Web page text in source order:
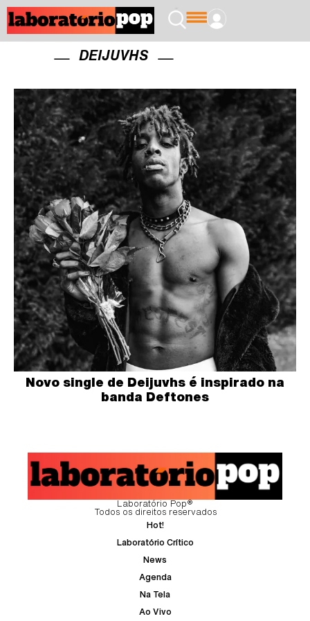
DEIJUVHS
Novo single de Deijuvhs é inspirado na
banda Deftones
Laboratório Pop®
Todos os direitos reservados
Hot!
Laboratório Crítico
News
Agenda
Na Tela
Ao Vivo